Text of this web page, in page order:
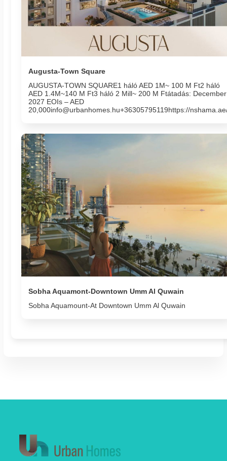
Augusta-Town Square
AUGUSTA-TOWN SQUARE1 háló AED 1M~ 100 M Ft2 háló
AED 1.4M~140 M Ft3 háló 2 Mill~ 200 M Ftátadás: December
2027 EOIs – AED
20,000info@urbanhomes.hu+36305795119https://
Sobha Aquamont-Downtown Umm Al Quwain
Sobha Aquamount-At Downtown Umm Al Quwain